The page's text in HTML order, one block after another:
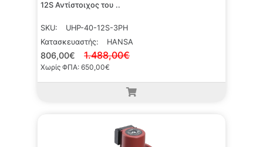
12S Αντίστοιχος του ..
SKU:
UHP-40-12S-3PH
Κατασκευαστής:
HANSA
806,00€ 1.488,00€
Χωρίς ΦΠΑ: 650,00€